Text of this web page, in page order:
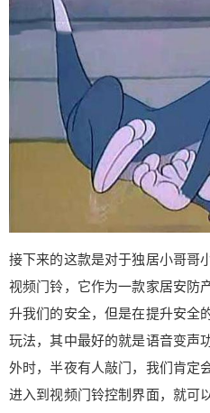
接下来的这款是对于独居小哥哥
视频门铃，它作为一款家居安防
升我们的安全，但是在提升安全
玩法，其中最好的就是语音变声
外时，半夜有人敲门，我们肯定
进入到视频门铃控制界面，就可